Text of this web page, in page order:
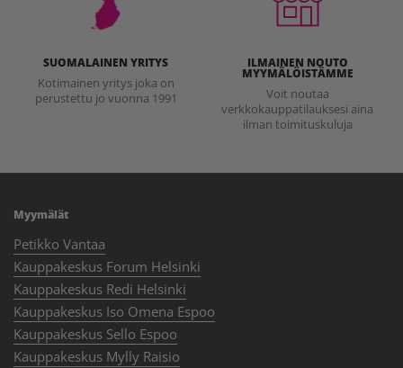
SUOMALAINEN YRITYS
Kotimainen yritys joka on
perustettu jo vuonna 1991
ILMAINEN NOUTO
MYYMÄLÖISTÄMME
Voit noutaa
verkkokauppatilauksesi aina
ilman toimituskuluja
Myymälät
Petikko Vantaa
Kauppakeskus Forum Helsinki
Kauppakeskus Redi Helsinki
Kauppakeskus Iso Omena Espoo
Kauppakeskus Sello Espoo
Kauppakeskus Mylly Raisio